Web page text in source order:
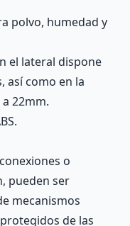
polvo, humedad y
el lateral dispone
así como en la
22mm.
o
pueden ser
mecanismos
de las